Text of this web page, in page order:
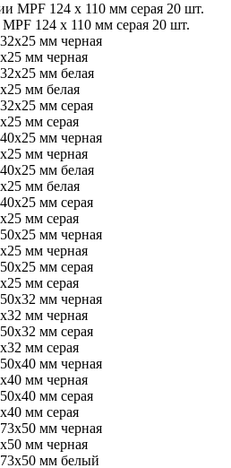
124 х 110 мм серая 20 шт.
мм черная
мм белая
мм серая
мм черная
мм белая
мм серая
мм черная
мм серая
мм черная
мм серая
мм черная
мм серая
мм черная